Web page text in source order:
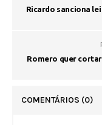
Ricardo sanciona
Romero quer
COMENTÁRIOS (0)